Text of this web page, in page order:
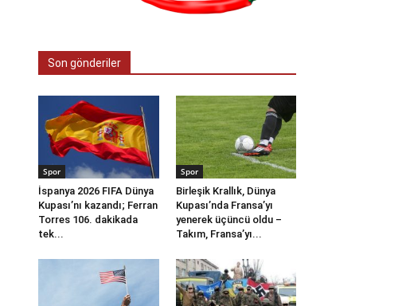
Son gönderiler
Spor
İspanya 2026 FIFA Dünya
Kupası’nı kazandı; Ferran
Torres 106. dakikada
tek...
Spor
Birleşik Krallık, Dünya
Kupası’nda Fransa’yı
yenerek üçüncü oldu –
Takım, Fransa’yı...